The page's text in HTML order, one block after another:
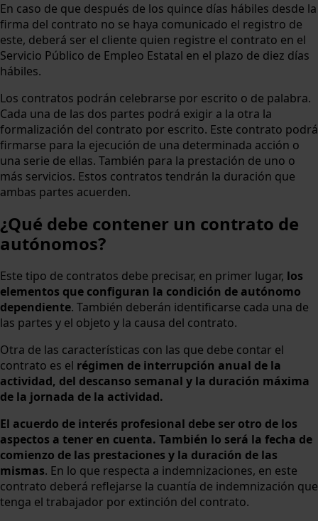
En caso de que después de los quince días hábiles desde la
firma del contrato no se haya comunicado el registro de
este, deberá ser el cliente quien registre el contrato en el
Servicio Público de Empleo Estatal en el plazo de diez días
hábiles.
Los contratos podrán celebrarse por escrito o de palabra.
Cada una de las dos partes podrá exigir a la otra la
formalización del contrato por escrito. Este contrato podrá
firmarse para la ejecución de una determinada acción o
una serie de ellas. También para la prestación de uno o
más servicios. Estos contratos tendrán la duración que
ambas partes acuerden.
¿Qué debe contener un contrato de
autónomos?
Este tipo de contratos debe precisar, en primer lugar, los
elementos que configuran la condición de autónomo
dependiente. También deberán identificarse cada una de
las partes y el objeto y la causa del contrato.
Otra de las características con las que debe contar el
contrato es el régimen de interrupción anual de la
actividad, del descanso semanal y la duración máxima
de la jornada de la actividad.
El acuerdo de interés profesional debe ser otro de los
aspectos a tener en cuenta. También lo será la fecha de
comienzo de las prestaciones y la duración de las
mismas. En lo que respecta a indemnizaciones, en este
contrato deberá reflejarse la cuantía de indemnización que
tenga el trabajador por extinción del contrato.